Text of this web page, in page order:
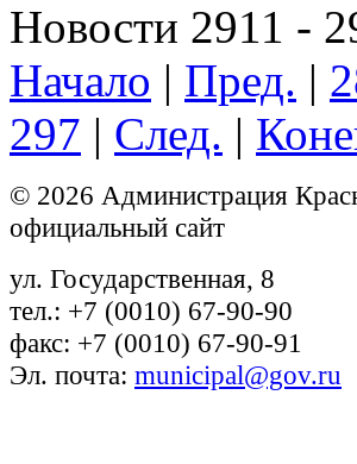
Новости 2911 -
Начало | Пред. |
297 | След. |
© 2026 Администрация
официальный сайт
ул. Государственная, 8
тел.: +7 (0010) 67-90-90
факс: +7 (0010) 67-90-91
Эл. почта: municipal@gov.ru